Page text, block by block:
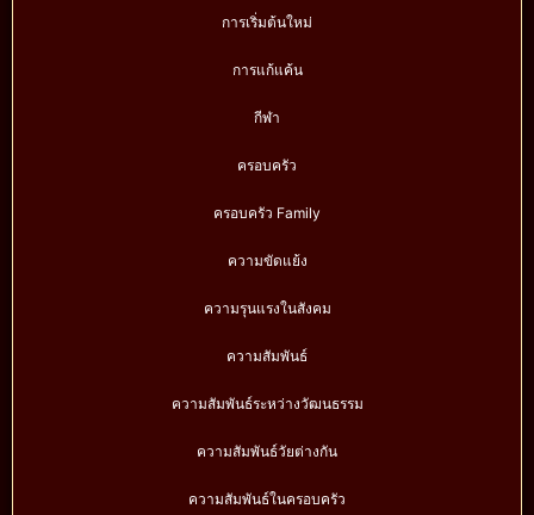
การเริ่มต้นใหม่
การแก้แค้น
กีฬา
ครอบครัว
ครอบครัว Family
ความขัดแย้ง
ความรุนแรงในสังคม
ความสัมพันธ์
ความสัมพันธ์ระหว่างวัฒนธรรม
ความสัมพันธ์วัยต่างกัน
ความสัมพันธ์ในครอบครัว